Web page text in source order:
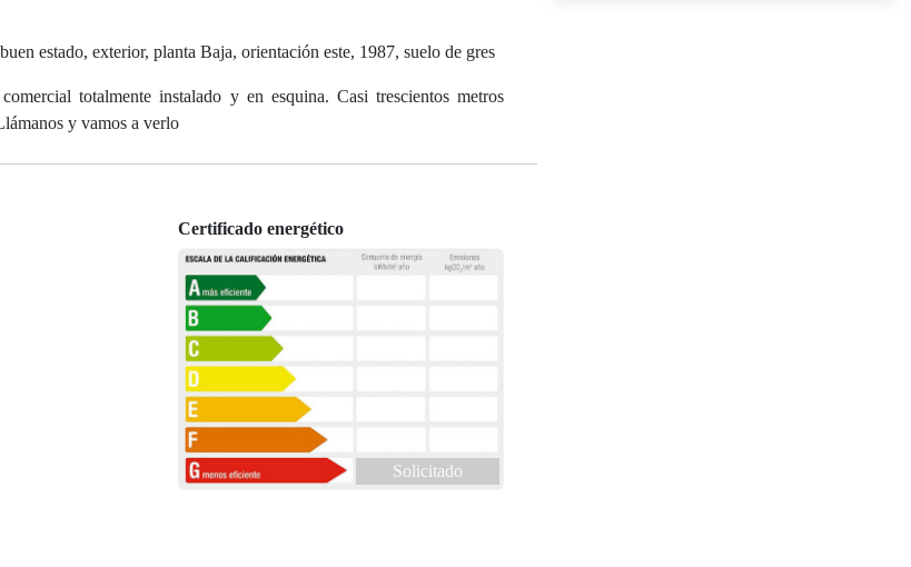
estado, exterior, planta Baja, orientación este, 1987, suelo de gres
totalmente instalado y en esquina. Casi trescientos metros
y vamos a verlo
Certificado energético
Solicitado